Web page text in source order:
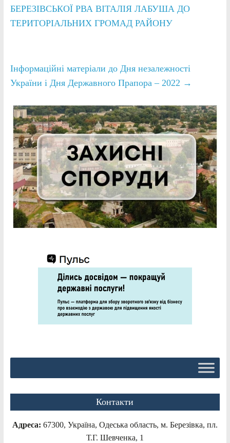
БЕРЕЗІВСЬКОЇ РВА ВІТАЛІЯ ЛАБУША ДО
ТЕРИТОРІАЛЬНИХ ГРОМАД РАЙОНУ
Інформаційні матеріали до Дня незалежності
України і Дня Державного Прапора – 2022 →
Контакти
Адреса: 67300, Україна, Одеська область, м. Березівка, пл.
Т.Г. Шевченка, 1